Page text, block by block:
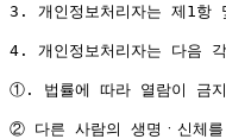
3. 개인정보처리자는 제1항
4. 개인정보처리자는 다음
①. 법률에 따라 열람이 금지
② 다른 사람의 생명ㆍ신체